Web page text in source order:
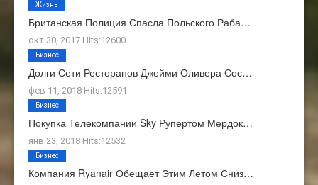
Британская Полиция Спасла Польского Раба…
окт 30, 2017 Hits:12600
Жизнь
Долги Сети Ресторанов Джейми Оливера Сос…
фев 11, 2018 Hits:12591
Бизнес
Покупка Телекомпании Sky Рупертом Мердок…
янв 23, 2018 Hits:12532
Бизнес
Компания Ryanair Обещает Этим Летом Сниз…
Бизнес